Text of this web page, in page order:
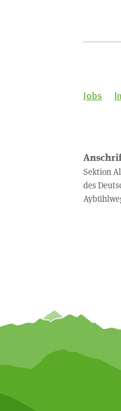
Jobs
Sektion
des